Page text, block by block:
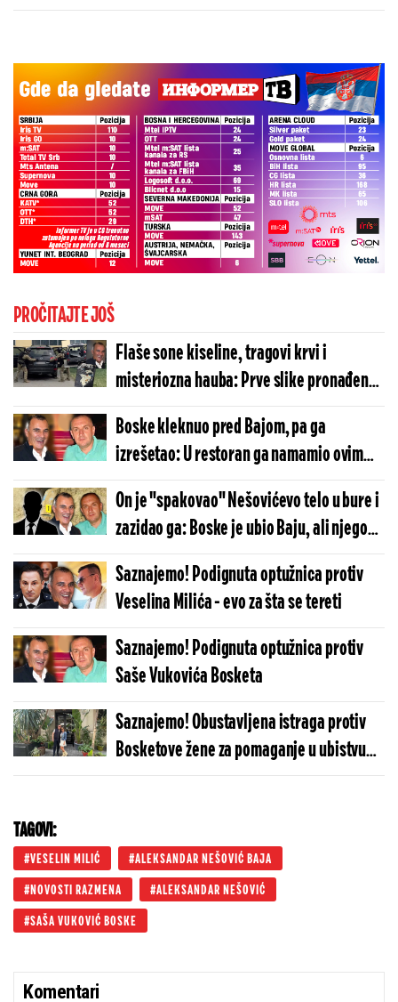
sa velikom istorijom"
PROČITAJTE JOŠ
Flaše sone kiseline, tragovi krvi i
misteriozna hauba: Prve slike pronađenog
automobila koji je korišćen u ubistvu
Aleksandra Nešovića (FOTO/VIDEO)
Boske kleknuo pred Bajom, pa ga
izrešetao: U restoran ga namamio ovim
rečima " Ti si moj brat, ne želim..."
On je "spakovao" Nešovićevo telo u bure i
zazidao ga: Boske je ubio Baju, ali njegova
uloga je ključna
Saznajemo! Podignuta optužnica protiv
Veselina Milića - evo za šta se tereti
Saznajemo! Podignuta optužnica protiv
Saše Vukovića Bosketa
Saznajemo! Obustavljena istraga protiv
Bosketove žene za pomaganje u ubistvu
Aleksandra Nešovića
TAGOVI:
VESELIN MILIĆ ALEKSANDAR NEŠOVIĆ BAJA
NOVOSTI RAZMENA ALEKSANDAR NEŠOVIĆ
SAŠA VUKOVIĆ BOSKE
Komentari